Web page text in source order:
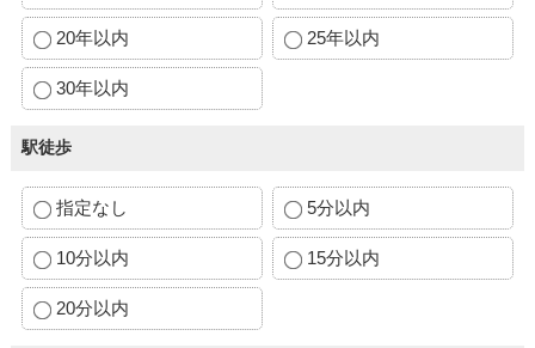
20年以内 25年以内
30年以内
駅徒歩
指定なし 5分以内
10分以内 15分以内
20分以内